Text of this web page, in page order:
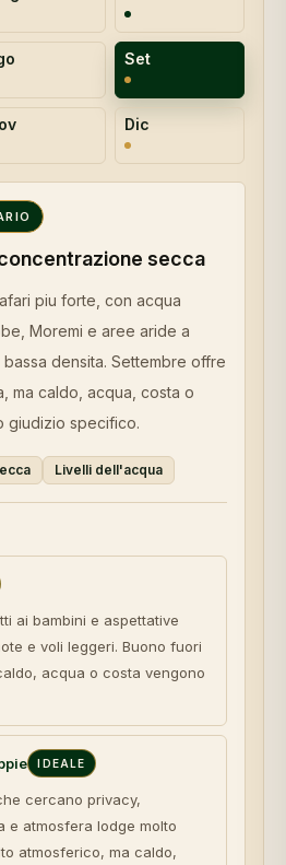
Set
Dic
secca
piu forte, con acqua
Moremi e aree aride a
densita. Settembre offre
ma caldo, acqua, costa o
giudizio specifico.
Livelli dell'acqua
ai bambini e aspettative
e voli leggeri. Buono fuori
acqua o costa vengono
IDEALE
cercano privacy,
e atmosfera lodge molto
atmosferico, ma caldo,